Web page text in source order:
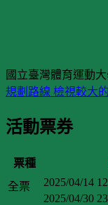
國立臺灣體育運動
規劃路線 檢視較大
活動票券
票種
全票
2025/04/14
2025/04/30